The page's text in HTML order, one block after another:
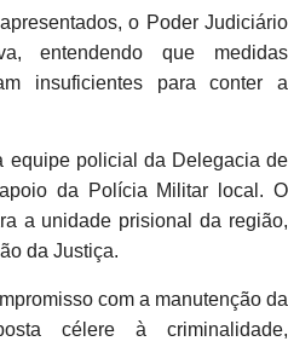
o Poder Judiciário
entendendo que medidas
insuficientes para conter a
equipe policial da Delegacia de
da Polícia Militar local. O
a unidade prisional da região,
da Justiça.
com a manutenção da
célere à criminalidade,